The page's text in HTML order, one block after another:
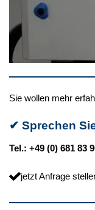
Sie wollen mehr
✔ Sprechen
Tel.: +49 (0) 681 83
jetzt Anfrage